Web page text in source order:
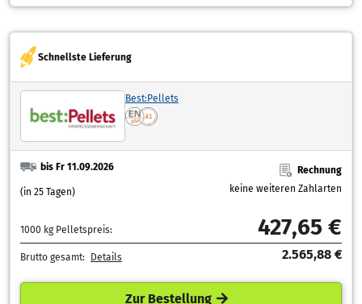
Schnellste Lieferung
Best:Pellets
bis Fr 11.09.2026
(in 25 Tagen)
Rechnung
keine weiteren Zahlarten
1000 kg Pelletspreis: 427,65 €
Brutto gesamt: Details 2.565,88 €
Zur Bestellung